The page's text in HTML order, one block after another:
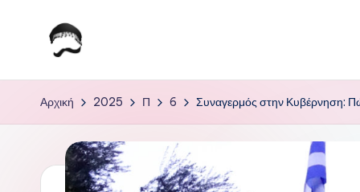
Μετάβαση
Τ
ο
α
Αρχική 2025 Π 6 Συναγερμός στην Κυβέρνηση: